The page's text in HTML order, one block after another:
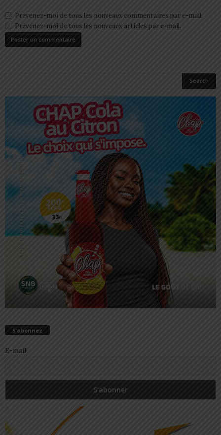
Prévenez-moi de tous les nouveaux commentaires par e-mail.
Prévenez-moi de tous les nouveaux articles par e-mail.
S’abonnez
E-mail